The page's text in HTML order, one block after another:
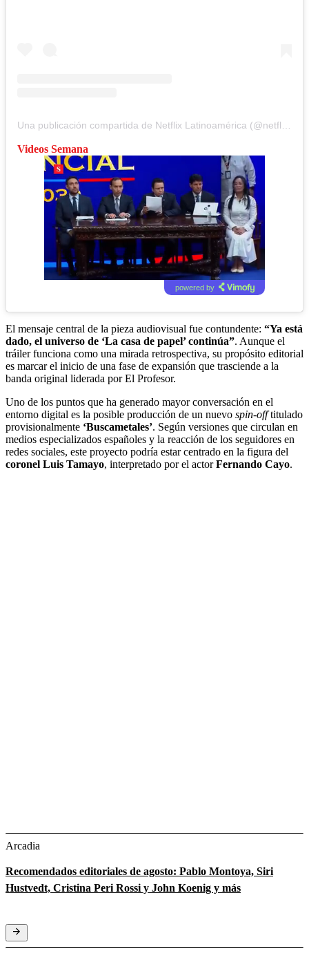
Videos Semana
powered by
El mensaje central de la pieza audiovisual fue contundente: “Ya está
dado, el universo de ‘La casa de papel’ continúa”. Aunque el
tráiler funciona como una mirada retrospectiva, su propósito editorial
es marcar el inicio de una fase de expansión que trasciende a la
banda original liderada por El Profesor.
Uno de los puntos que ha generado mayor conversación en el
entorno digital es la posible producción de un nuevo spin-offtitulado
provisionalmente ‘Buscametales’. Según versiones que circulan en
medios especializados españoles y la reacción de los seguidores en
redes sociales, este proyecto podría estar centrado en la figura del
coronel Luis Tamayo, interpretado por el actorFernando Cayo.
Arcadia
Recomendados editoriales de agosto: Pablo Montoya, Siri
Hustvedt, Cristina Peri Rossi y John Koenig y más